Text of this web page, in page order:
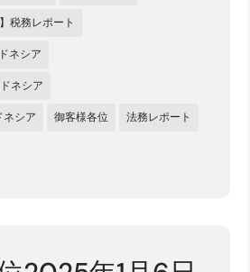
】税務レポート
ネシア
ネシア
ネシア 御客様各位 法務レポート